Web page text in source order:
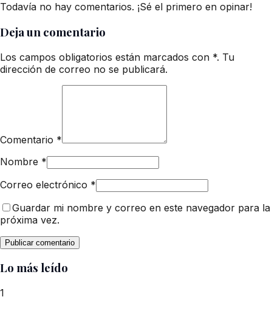
Todavía no hay comentarios. ¡Sé el primero en opinar!
Deja un comentario
Los campos obligatorios están marcados con *. Tu
dirección de correo no se publicará.
Comentario *
Nombre *
Correo electrónico *
Guardar mi nombre y correo en este navegador para la
próxima vez.
Lo más leído
1